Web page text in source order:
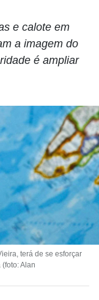
e calote em
a imagem do
é ampliar
terá de se esforçar
Alan